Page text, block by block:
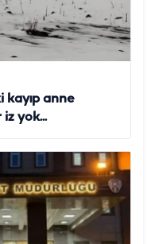
kayıp anne
yok...